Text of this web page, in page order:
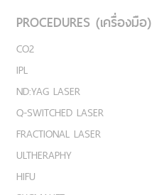
PROCEDURES (เครื่องมือ)
CO2
IPL
ND:YAG LASER
Q-SWITCHED LASER
FRACTIONAL LASER
ULTHERAPHY
HIFU